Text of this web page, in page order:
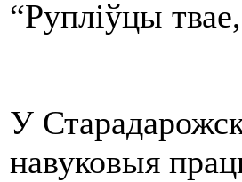
“Рупліўцы
У
навуковыя